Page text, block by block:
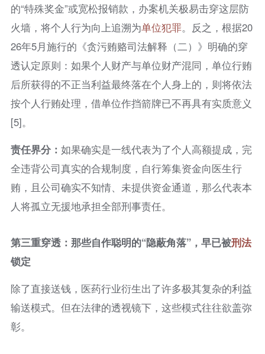
的“特殊奖金”或宽松报销款，办案机关极易击穿这层防
火墙，将个人行为向上追溯为单位犯罪。反之，根据20
26年5月施行的《贪污贿赂司法解释（二）》明确的穿
透认定原则：如果个人财产与单位财产混同，单位行贿
后所获得的不正当利益最终落在个人身上的，则将依法
按个人行贿处理，借单位作挡箭牌已不再具有实质意义
[5]。
责任界分： 如果确实是一线代表为了个人高额提成，完
全违背公司真实的合规制度，自行筹集资金向医生行
贿，且公司确实不知情、未提供资金通道，那么代表本
人将孤立无援地承担全部刑事责任。
第三重穿透：那些自作聪明的“隐蔽角落”，早已被刑法
锁定
除了直接送钱，医药行业衍生出了许多极其复杂的利益
输送模式。但在法律的透视镜下，这些模式往往欲盖弥
彰。